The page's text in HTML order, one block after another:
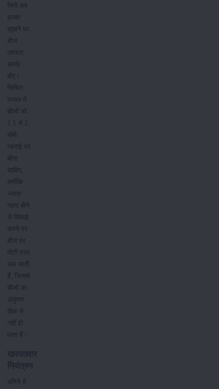
भिगो कर
हल्का
सूखने पर
उपचार
करके
बोएं।
सिंचित
फसल में
बीजों को
1.5 से 2
सेमी.
गहराई पर
बोना
चाहिए,
क्योंकि
ज्यादा
गहरा बोने
से सिंचाई
करने पर
बीज पर
मोटी परत
जम जाती
हैं, जिससे
बीजों का
अंकुरण
ठीक से
नहीं हो
पाता हैं।
धनिये में